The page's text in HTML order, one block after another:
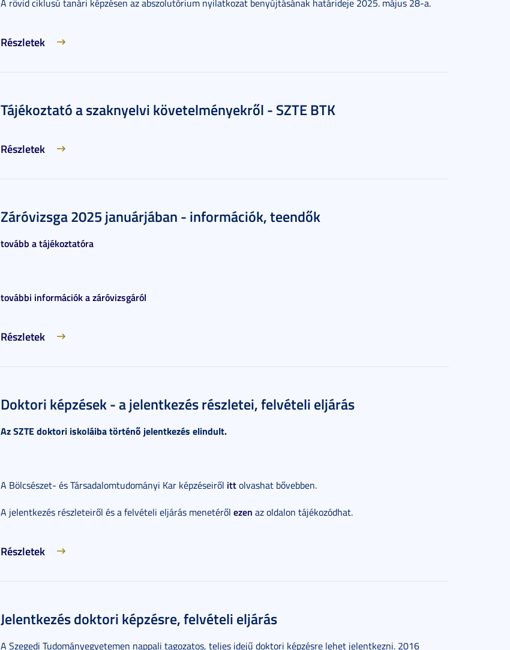
A rövid ciklusú tanári képzésen az abszolutórium nyilatkozat benyújtásának határideje 2025. május 28-a.
Részletek
Tájékoztató a szaknyelvi követelményekről - SZTE BTK
Részletek
Záróvizsga 2025 januárjában - információk, teendők
tovább a tájékoztatóra
további információk a záróvizsgáról
Részletek
Doktori képzések - a jelentkezés részletei, felvételi eljárás
Az SZTE doktori iskoláiba történő jelentkezés elindult.
A Bölcsészet- és Társadalomtudományi Kar képzéseiről ittolvashat bővebben.
A jelentkezés részleteiről és a felvételi eljárás menetéről ezen az oldalon tájékozódhat.
Részletek
Jelentkezés doktori képzésre, felvételi eljárás
A Szegedi Tudományegyetemen nappali tagozatos, teljes idejű doktori képzésre lehet jelentkezni. 2016